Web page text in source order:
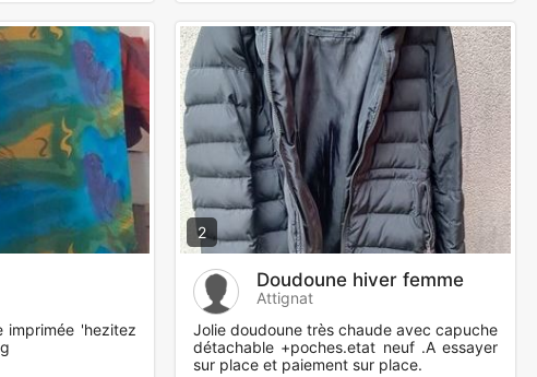
imprimée 'hezitez
2
Doudoune hiver femme
Attignat
Jolie doudoune très chaude avec capuche
détachable +poches.etat neuf .A essayer
sur place et paiement sur place.